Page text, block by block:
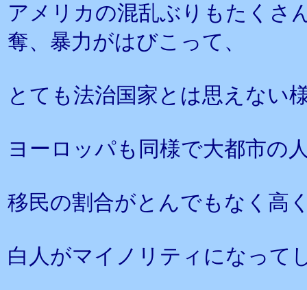
アメリカの混乱ぶりもたくさ
奪、暴力がはびこって、
とても法治国家とは思えない
ヨーロッパも同様で大都市の
移民の割合がとんでもなく高
白人がマイノリティになって